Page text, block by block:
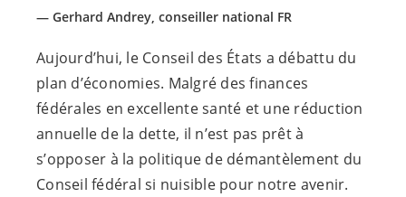
Gerhard Andrey, conseiller national FR
Aujourd’hui, le Conseil des États a débattu du
plan d’économies. Malgré des finances
fédérales en excellente santé et une réduction
annuelle de la dette, il n’est pas prêt à
s’opposer à la politique de démantèlement du
Conseil fédéral si nuisible pour notre avenir.